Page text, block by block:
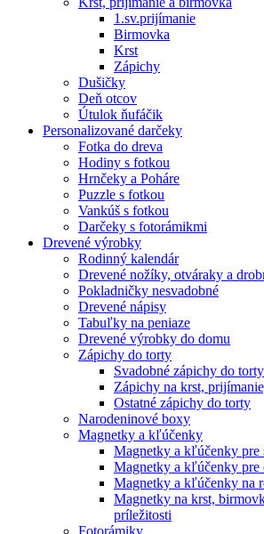
1.sv.prijímanie
Birmovka
Krst
Zápichy
Dušičky
Deň otcov
Útulok ňufáčik
Personalizované darčeky
Fotka do dreva
Hodiny s fotkou
Hrnčeky a Poháre
Puzzle s fotkou
Vankúš s fotkou
Darčeky s fotorámikmi
Drevené výrobky
Rodinný kalendár
Drevené nožíky, otváraky a
Pokladničky nesvadobné
Drevené nápisy
Tabuľky na peniaze
Drevené výrobky do domu
Zápichy do torty
Svadobné zápichy do torty
Zápichy na krst,
Ostatné zápichy do torty
Narodeninové boxy
Magnetky a kľúčenky
Magnetky a kľúčenky pre
Magnetky a kľúčenky pre
Magnetky a kľúčenky na
Magnetky na krst,
príležitosti
Fotorámiky